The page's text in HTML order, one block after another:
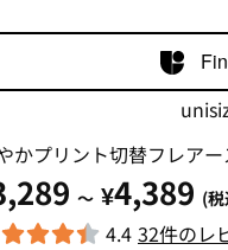
かプリント切替フレアー
～ ¥4,389 (
4.4 32件のレ